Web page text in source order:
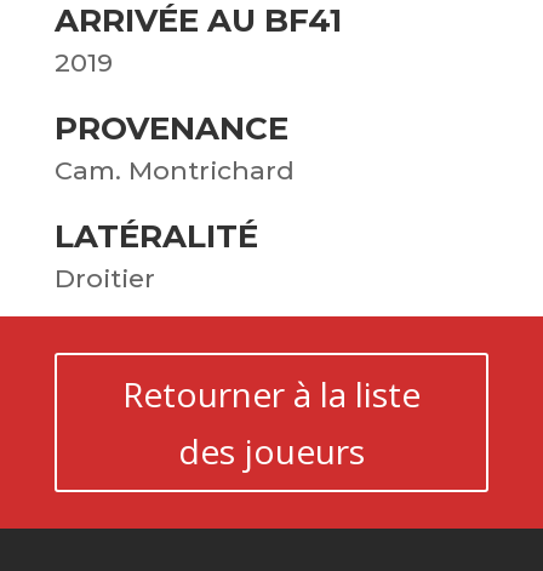
ARRIVÉE AU BF41
2019
PROVENANCE
Cam. Montrichard
LATÉRALITÉ
Droitier
Retourner à la liste
des joueurs